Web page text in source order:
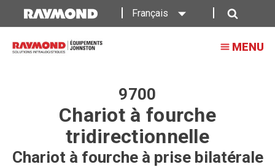
Chariot
à
prise
Français
MENU
9700
Chariot à fourche
tridirectionnelle
Chariot à fourche à prise bilatérale